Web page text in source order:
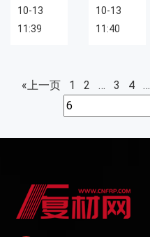
10-13
11:39
10-13
11:40
«上一页 1 2 … 3 4 …